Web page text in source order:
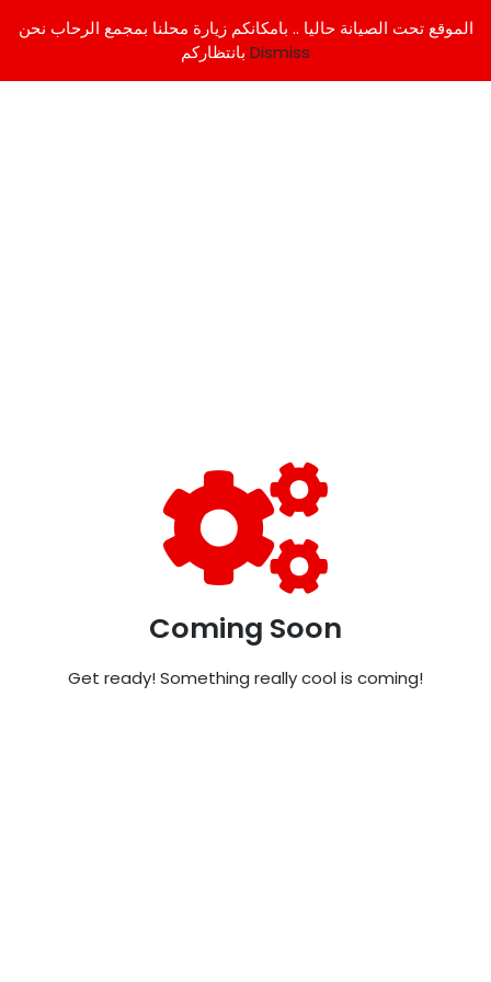
الموقع تحت الصيانة حاليا .. بامكانكم زيارة محلنا بمجمع الرحاب نحن
Dismiss
Coming Soon
Get ready! Something really cool is coming!